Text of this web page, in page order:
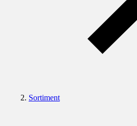
Sortiment